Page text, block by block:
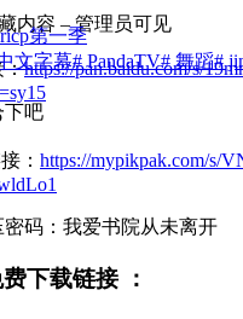
内容 – 管理员可见
：https://pan.baidu.com/s/
： https://mypikpak.com/s/
码：我爱书院从未离开
下载链接 ：
第一季
文字幕# PandaTV# 舞蹈#
下吧